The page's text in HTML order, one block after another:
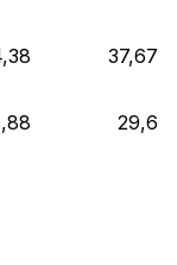
37,67
29,6